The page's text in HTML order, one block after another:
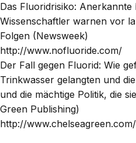
Das Fluoridrisiko: Anerkannte
Wissenschaftler warnen vor
Folgen (Newsweek)
http://www.nofluoride.com/
Der Fall gegen Fluorid: Wie
Trinkwasser gelangten und
und die mächtige Politik, die
Green Publishing)
http://